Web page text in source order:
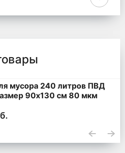
мусора 240 литров ПВД
90x130 см 80 мкм